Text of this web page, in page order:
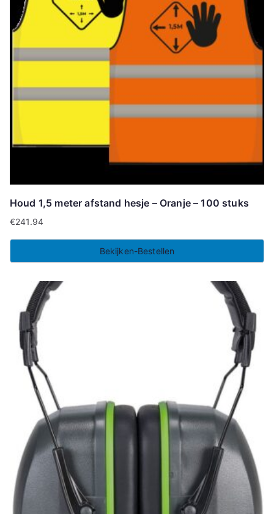
Houd 1,5 meter afstand hesje – Oranje – 100 stuks
€241.94
Bekijken-Bestellen